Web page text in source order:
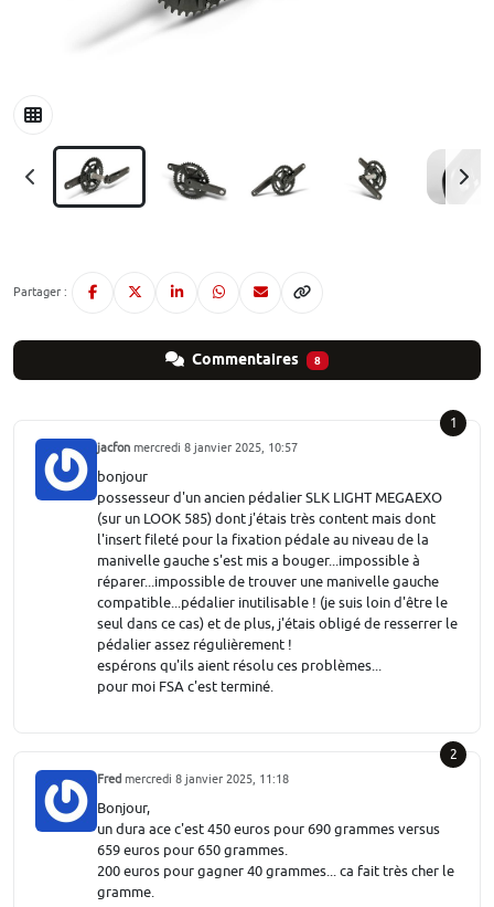
Partager :
Commentaires 8
1
jacfon mercredi 8 janvier 2025, 10:57
bonjour
possesseur d'un ancien pédalier SLK LIGHT MEGAEXO
(sur un LOOK 585) dont j'étais très content mais dont
l'insert fileté pour la fixation pédale au niveau de la
manivelle gauche s'est mis a bouger...impossible à
réparer...impossible de trouver une manivelle gauche
compatible...pédalier inutilisable ! (je suis loin d'être le
seul dans ce cas) et de plus, j'étais obligé de resserrer le
pédalier assez régulièrement !
espérons qu'ils aient résolu ces problèmes...
pour moi FSA c'est terminé.
2
Fred mercredi 8 janvier 2025, 11:18
Bonjour,
un dura ace c'est 450 euros pour 690 grammes versus
659 euros pour 650 grammes.
200 euros pour gagner 40 grammes... ca fait très cher le
gramme.